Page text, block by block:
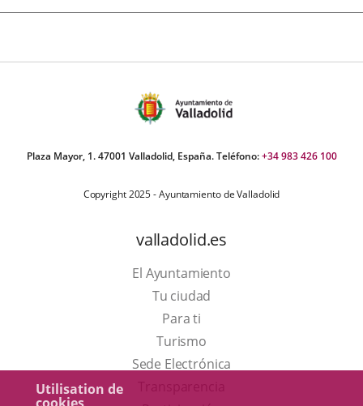
Utilisation de
Plaza Mayor, 1. 47001 Valladolid, España. Teléfono:+34 983 426 100
Copyright 2025 - Ayuntamiento de Valladolid
valladolid.es
El Ayuntamiento
Tu ciudad
Para ti
TurismoEste
enlace
Sede Electrónica